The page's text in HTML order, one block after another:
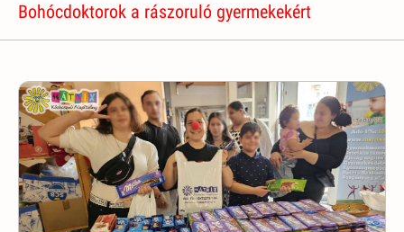
Bohócdoktorok a rászoruló gyermekekért